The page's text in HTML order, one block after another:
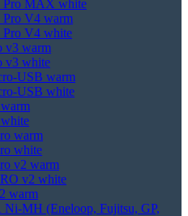
Pro MAX white
V4 warm
Pro V4 white
v3 warm
v3 white
USB warm
USB white
warm
white
v2 warm
v2 white
warm
MH (Eneloop, Fujitsu, GP,